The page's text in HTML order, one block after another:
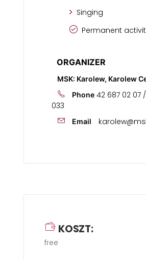
Singing
Permanent
ORGANIZER
MSK: Karolew, Karolew
Phone 42 687 02 07
033
Email
KOSZT:
free